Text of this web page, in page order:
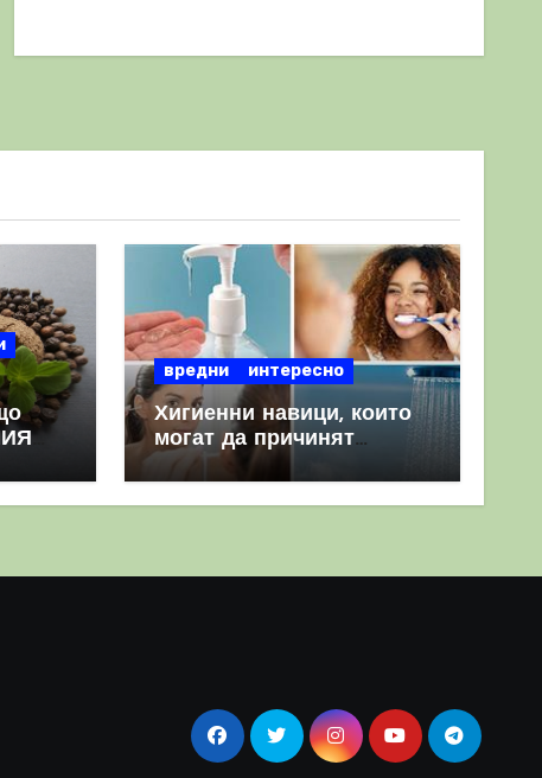
вредни интересно
Хигиенни навици, които
могат да причинят
повече вреда, отколкото
полза